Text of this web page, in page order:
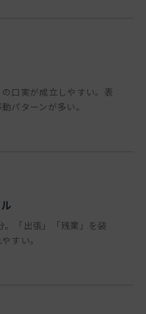
口実が成立しやすい。表
パターンが多い。
。「出張」「残業」を装
すい。